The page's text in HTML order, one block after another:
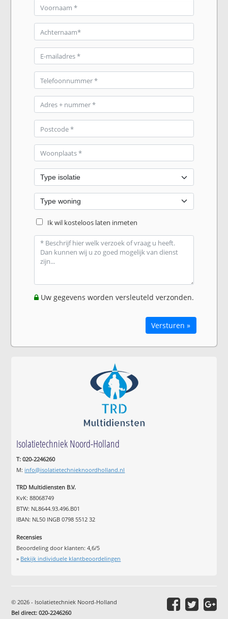
Ik wil kosteloos laten inmeten
Uw gegevens worden versleuteld verzonden.
Versturen »
Isolatietechniek Noord-Holland
T: 020-2246260
M: info@isolatietechnieknoordholland.nl
TRD Multidiensten B.V.
KvK: 88068749
BTW: NL8644.93.496.B01
IBAN: NL50 INGB 0798 5512 32
Recensies
Beoordeling door klanten:4,6/5
» Bekijk individuele klantbeoordelingen
© 2026 - Isolatietechniek Noord-Holland
Bel direct: 020-2246260